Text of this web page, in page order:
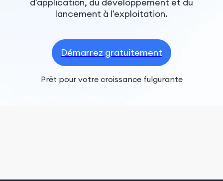
lancement à l'exploitation.
Démarrez gratuitement
Prêt pour votre croissance fulgurante